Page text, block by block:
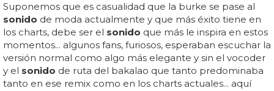
Suponemos que es casualidad que la burke se pase al
sonido de moda actualmente y que más éxito tiene en
los charts, debe ser el sonido que más le inspira en estos
momentos... algunos fans, furiosos, esperaban escuchar la
versión normal como algo más elegante y sin el vocoder
y el sonido de ruta del bakalao que tanto predominaba
tanto en ese remix como en los charts actuales... aquí